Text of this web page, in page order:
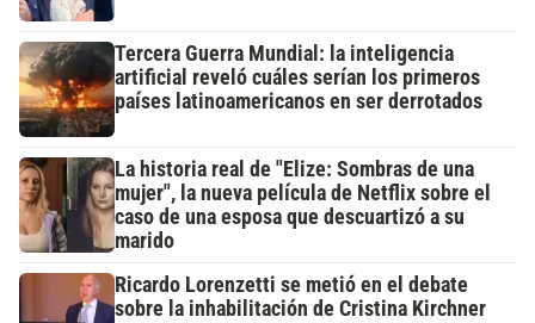
Tercera Guerra Mundial: la inteligencia
artificial reveló cuáles serían los primeros
países latinoamericanos en ser derrotados
La historia real de "Elize: Sombras de una
mujer", la nueva película de Netflix sobre el
caso de una esposa que descuartizó a su
marido
Ricardo Lorenzetti se metió en el debate
sobre la inhabilitación de Cristina Kirchner